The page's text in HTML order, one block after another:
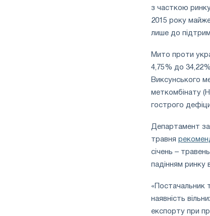
з часткою
2015 року
лише до
Мито проти
4,75% до
Виксунського
меткомбінату
гострого
Департамент
травня
січень –
падінням ринку
«Постачальник
наявність
експорту при